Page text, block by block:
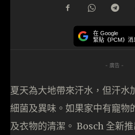
在 Google
緊貼《PCM》消
- 廣告 -
夏天為大地帶來汗水，但汗水
細菌及異味。如果家中有寵物
及衣物的清潔。 Bosch 全新